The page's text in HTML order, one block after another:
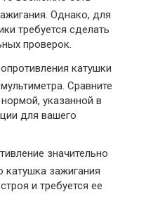
Однако, для
требуется сделать
проверок.
катушки
Сравните
указанной в
для вашего
значительно
катушка зажигания
и требуется ее